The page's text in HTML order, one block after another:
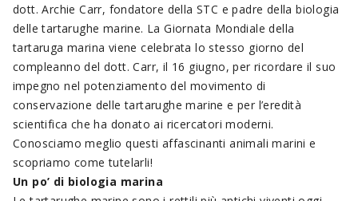
dott. Archie Carr, fondatore della STC e padre della biologia
delle tartarughe marine. La Giornata Mondiale della
tartaruga marina viene celebrata lo stesso giorno del
compleanno del dott. Carr, il 16 giugno, per ricordare il suo
impegno nel potenziamento del movimento di
conservazione delle tartarughe marine e per l’eredità
scientifica che ha donato ai ricercatori moderni.
Conosciamo meglio questi affascinanti animali marini e
scopriamo come tutelarli!
Un po’ di biologia marina